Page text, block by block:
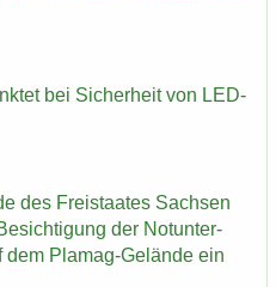
bei Si­cher­heit von LED-​
des Frei­staa­tes Sach­sen
der Not­un­ter­
dem Plamag-​Gelände ein